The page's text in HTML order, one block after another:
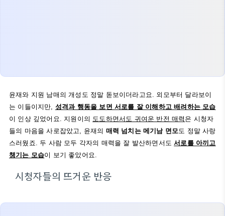
윤재와 지원 남매의 개성도 정말 돋보이더라고요. 외모부터 달라보이
는 이들이지만, 성격과 행동을 보면 서로를 잘 이해하고 배려하는 모습
이 인상 깊었어요. 지원이의 도도하면서도 귀여운 반전 매력 은 시청자
들의 마음을 사로잡았고, 윤재의 매력 넘치는 메기남 면모도 정말 사랑
스러웠죠. 두 사람 모두 각자의 매력을 잘 발산하면서도서로를 아끼고
챙기는 모습이 보기 좋았어요.
시청자들의 뜨거운 반응